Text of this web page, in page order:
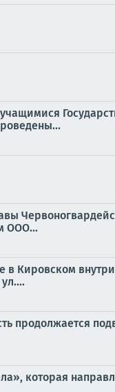
ООО...
в Кировском
продолжается
которая